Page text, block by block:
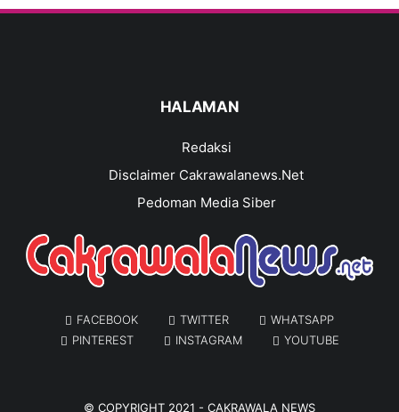
HALAMAN
Redaksi
Disclaimer Cakrawalanews.Net
Pedoman Media Siber
FACEBOOK TWITTER
WHATSAPP
PINTEREST
INSTAGRAM YOUTUBE
© COPYRIGHT 2021 - CAKRAWALA NEWS